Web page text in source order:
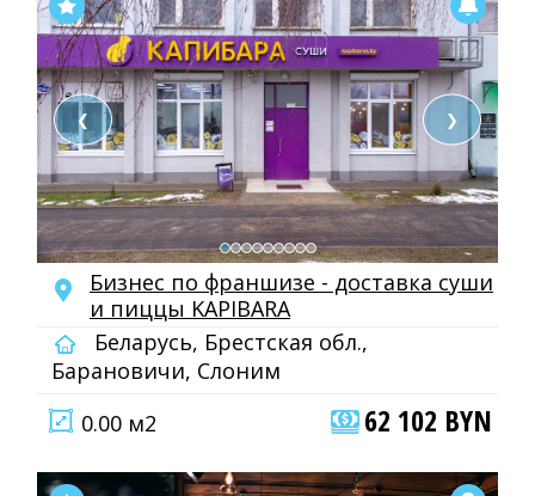
❮ ❯
Бизнес по франшизе - доставка суши
и пиццы KAPIBARA
Беларусь, Брестская обл.,
Барановичи, Слоним
0.00 м2
62 102 BYN